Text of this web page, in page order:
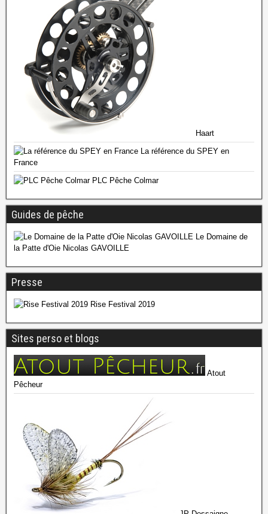
Haart
La référence du SPEY en
France
PLC Pêche Colmar
Guides de pêche
Le Domaine de
la Patte d'Oie Nicolas GAVOILLE
Presse
Rise Festival 2019
Sites perso et blogs
Atout
Pêcheur